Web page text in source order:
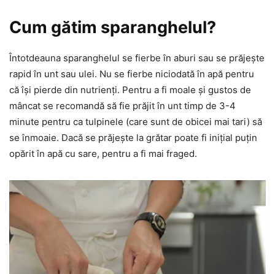
Cum gătim sparanghelul?
Întotdeauna sparanghelul se fierbe în aburi sau se prăjește
rapid în unt sau ulei. Nu se fierbe niciodată în apă pentru
că își pierde din nutrienți. Pentru a fi moale și gustos de
mâncat se recomandă să fie prăjit în unt timp de 3-4
minute pentru ca tulpinele (care sunt de obicei mai tari) să
se înmoaie. Dacă se prăjește la grătar poate fi inițial puțin
opărit în apă cu sare, pentru a fi mai fraged.